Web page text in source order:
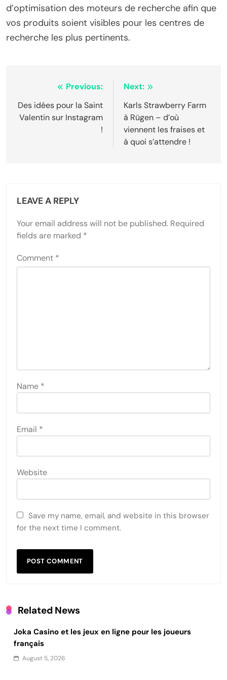
d’optimisation des moteurs de recherche afin que
vos produits soient visibles pour les centres de
recherche les plus pertinents.
navigation
Previous:
Des idées pour la Saint
Valentin sur Instagram
!
Next:
Karls Strawberry Farm
à Rügen – d’où
viennent les fraises et
à quoi s’attendre !
LEAVE A REPLY
Your email address will not be published. Required
fields are marked *
Comment *
Name *
Email *
Website
Save my name, email, and website in this browser
for the next time I comment.
Related News
Joka Casino et les jeux en ligne pour les joueurs
français
August 5, 2026